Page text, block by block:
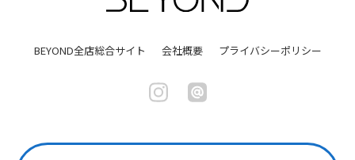
BEYOND全店総合サイト 会社概要 プライバシーポリシー